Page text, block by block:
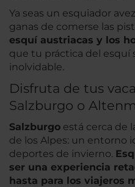
Ya seas un esquiador
ganas de comerse las
esquí austriacas y los
que tu práctica del esquí
inolvidable.
Disfruta de tus
Salzburgo o
Salzburgo está cerca de
de los Alpes: un entorno
deportes de invierno.
ser una experiencia
hasta para los viajeros